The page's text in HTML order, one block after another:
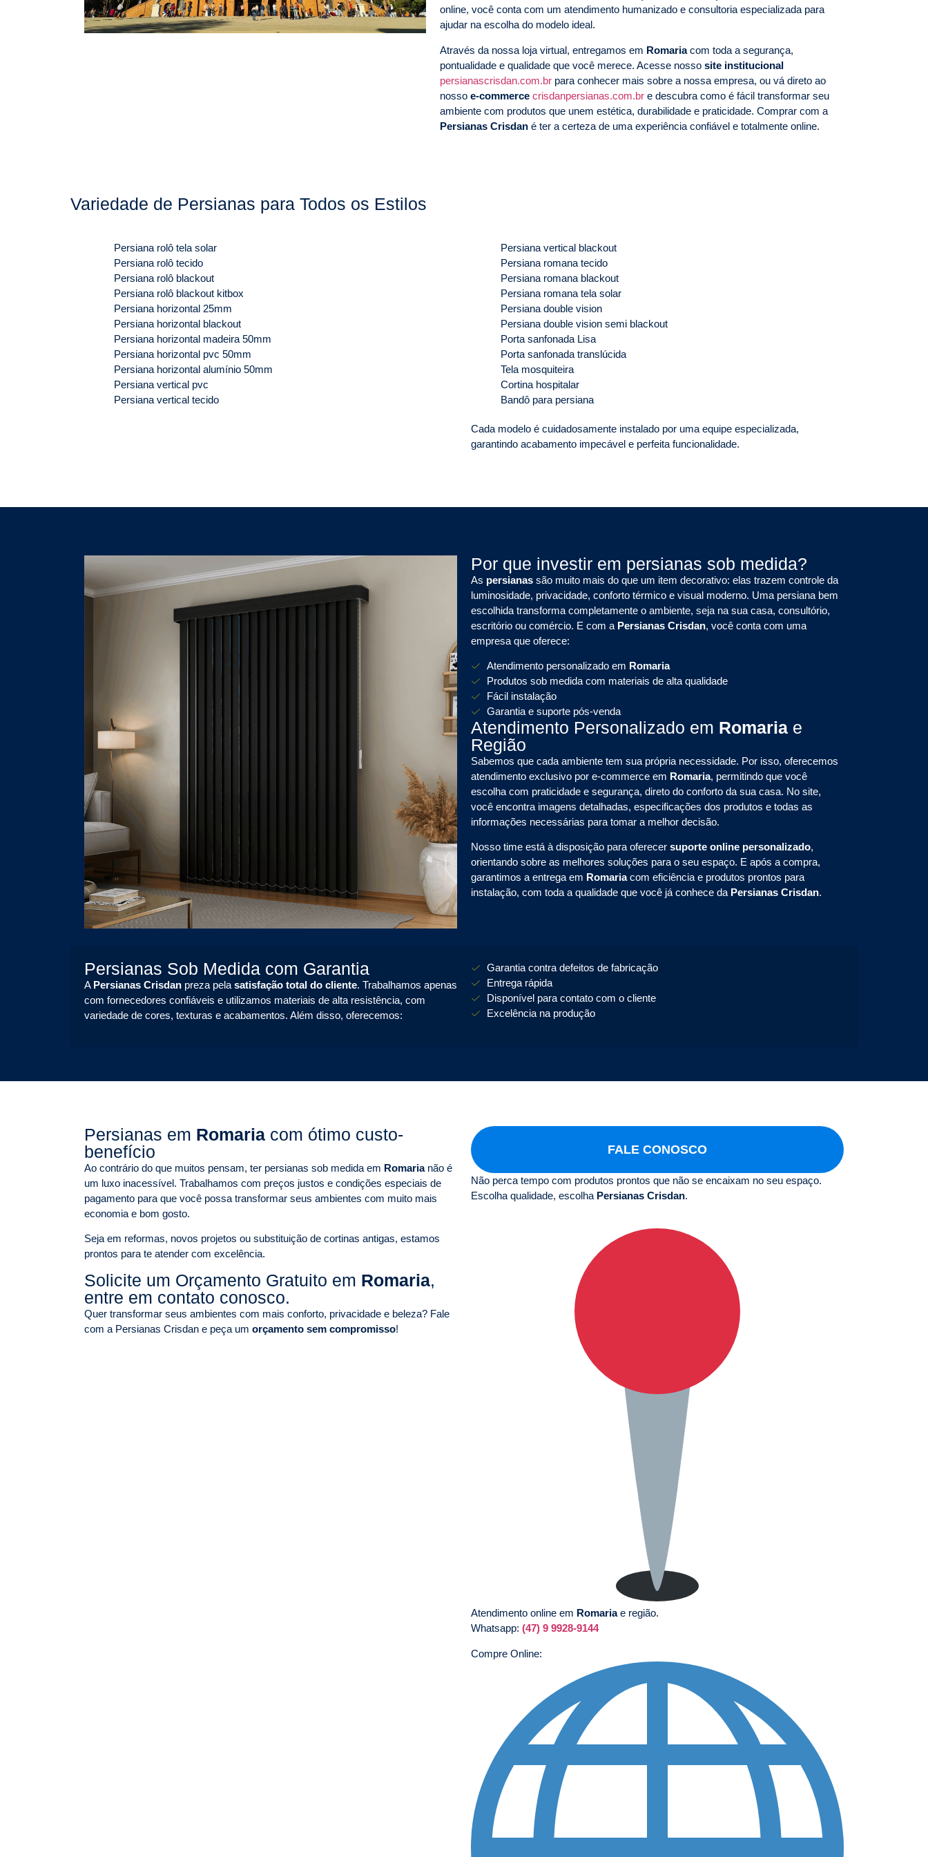
online, você conta com um atendimento humanizado e consultoria especializada para
ajudar na escolha do modelo ideal.
Através da nossa loja virtual, entregamos em Romariacom toda a segurança,
pontualidade e qualidade que você merece. Acesse nosso site institucional
persianascrisdan.com.brpara conhecer mais sobre a nossa empresa, ou vá direto ao
nosso e-commerce crisdanpersianas.com.bre descubra como é fácil transformar seu
ambiente com produtos que unem estética, durabilidade e praticidade. Comprar com a
Persianas Crisdané ter a certeza de uma experiência confiável e totalmente online.
Variedade de Persianas para Todos os Estilos
Persiana rolô tela solar
Persiana rolô tecido
Persiana rolô blackout
Persiana rolô blackout kitbox
Persiana horizontal 25mm
Persiana horizontal blackout
Persiana horizontal madeira 50mm
Persiana horizontal pvc 50mm
Persiana horizontal alumínio 50mm
Persiana vertical pvc
Persiana vertical tecido
Persiana vertical blackout
Persiana romana tecido
Persiana romana blackout
Persiana romana tela solar
Persiana double vision
Persiana double vision semi blackout
Porta sanfonada Lisa
Porta sanfonada translúcida
Tela mosquiteira
Cortina hospitalar
Bandô para persiana
Cada modelo é cuidadosamente instalado por uma equipe especializada,
garantindo acabamento impecável e perfeita funcionalidade.
Por que investir em persianas sob medida?
As persianas são muito mais do que um item decorativo: elas trazem controle da
luminosidade, privacidade, conforto térmico e visual moderno. Uma persiana bem
escolhida transforma completamente o ambiente, seja na sua casa, consultório,
escritório ou comércio. E com a Persianas Crisdan, você conta com uma
empresa que oferece:
Atendimento personalizado em Romaria
Produtos sob medida com materiais de alta qualidade
Fácil instalação
Garantia e suporte pós-venda
Atendimento Personalizado em Romaria e
Região
Sabemos que cada ambiente tem sua própria necessidade. Por isso, oferecemos
atendimento exclusivo por e-commerce em Romaria, permitindo que você
escolha com praticidade e segurança, direto do conforto da sua casa. No site,
você encontra imagens detalhadas, especificações dos produtos e todas as
informações necessárias para tomar a melhor decisão.
Nosso time está à disposição para oferecer suporte online personalizado,
orientando sobre as melhores soluções para o seu espaço. E após a compra,
garantimos a entrega em Romariacom eficiência e produtos prontos para
instalação, com toda a qualidade que você já conhece da Persianas Crisdan.
Persianas Sob Medida com Garantia
A Persianas Crisdan preza pela satisfação total do cliente. Trabalhamos apenas
com fornecedores confiáveis e utilizamos materiais de alta resistência, com
variedade de cores, texturas e acabamentos. Além disso, oferecemos:
Garantia contra defeitos de fabricação
Entrega rápida
Disponível para contato com o cliente
Excelência na produção
Persianas em Romaria com ótimo custo-
benefício
Ao contrário do que muitos pensam, ter persianas sob medida em Romaria não é
um luxo inacessível. Trabalhamos com preços justos e condições especiais de
pagamento para que você possa transformar seus ambientes com muito mais
economia e bom gosto.
Seja em reformas, novos projetos ou substituição de cortinas antigas, estamos
prontos para te atender com excelência.
Solicite um Orçamento Gratuito em Romaria,
entre em contato conosco.
Quer transformar seus ambientes com mais conforto, privacidade e beleza? Fale
com a Persianas Crisdan e peça um orçamento sem compromisso!
FALE CONOSCO
Não perca tempo com produtos prontos que não se encaixam no seu espaço.
Escolha qualidade, escolha Persianas Crisdan.
Atendimento online em Romariae região.
Whatsapp: (47) 9 9928-9144
Compre Online: